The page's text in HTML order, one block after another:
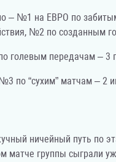
– №1 на ЕВРО по
№2 по созданным
голевым передачам – 3
по “сухим” матчам – 2
ничейный путь по
матче группы сыграли